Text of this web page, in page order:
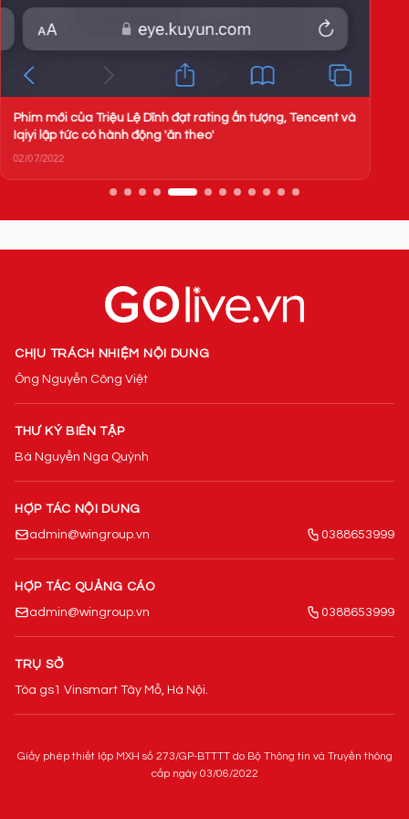
CHỊU TRÁCH NHIỆM NỘI DUNG
Ông Nguyễn Công Việt
THƯ KÝ BIÊN TẬP
Bà Nguyễn Nga Quỳnh
HỢP TÁC NỘI DUNG
admin@wingroup.vn
0388653999
HỢP TÁC QUẢNG CÁO
admin@wingroup.vn
0388653999
TRỤ SỞ
Tòa gs1 Vinsmart Tây Mỗ, Hà Nội.
Giấy phép thiết lập MXH số 273/GP-BTTTT do Bộ Thông tin và Truyền thông
cấp ngày 03/06/2022